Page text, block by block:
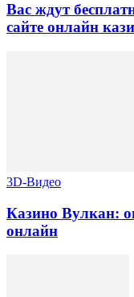
Вас ждут
сайте онлайн
3D-Видео
Казино Вулкан:
онлайн